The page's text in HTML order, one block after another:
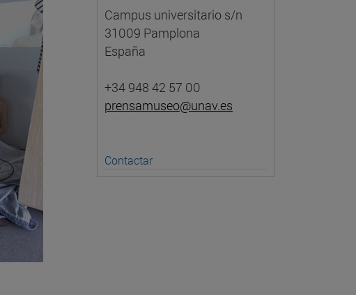
Campus universitario s/n
31009 Pamplona
España
+34 948 42 57 00
prensamuseo@unav.es
Contactar